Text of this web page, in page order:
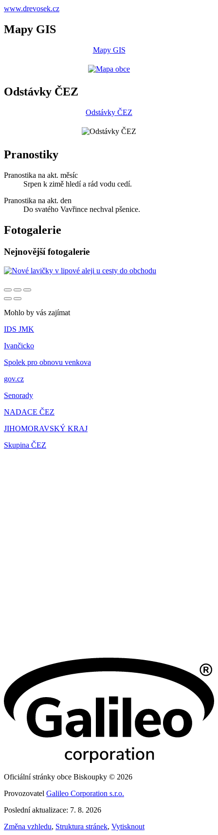
www.drevosek.cz
Mapy GIS
Mapy GIS
Odstávky ČEZ
Odstávky ČEZ
Pranostiky
Pranostika na akt. měsíc
Srpen k zimě hledí a rád vodu cedí.
Pranostika na akt. den
Do svatého Vavřince nechval pšenice.
Fotogalerie
Nejnovější fotogalerie
Mohlo by vás zajímat
IDS JMK
Ivančicko
Spolek pro obnovu venkova
gov.cz
Senorady
NADACE ČEZ
JIHOMORAVSKÝ KRAJ
Skupina ČEZ
Oficiální stránky obce Biskoupky © 2026
Provozovatel Galileo Corporation s.r.o.
Poslední aktualizace: 7. 8. 2026
Změna vzhledu, Struktura stránek, Vytisknout